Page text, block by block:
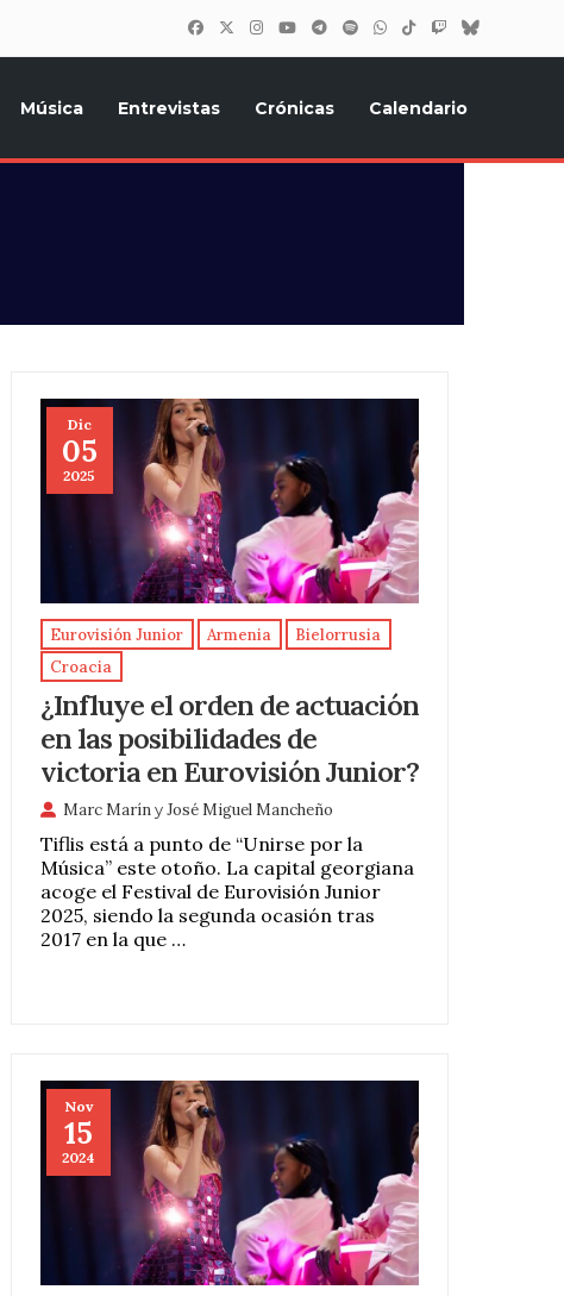
Música Entrevistas Crónicas Calendario
Dic
05
2025
Eurovisión Junior Armenia
Bielorrusia
Croacia
¿Influye el orden de actuación
en las posibilidades de
victoria en Eurovisión Junior?
Marc MarínyJosé Miguel Mancheño
Tiflis está a punto de “Unirse por la
Música” este otoño. La capital georgiana
acoge el Festival de Eurovisión Junior
2025, siendo la segunda ocasión tras
2017 en la que …
Nov
15
2024